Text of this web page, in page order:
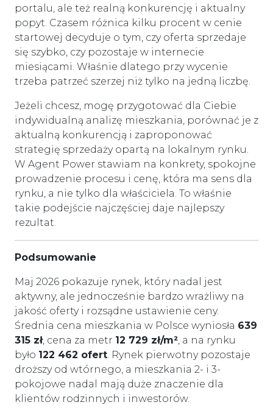
portalu, ale też realną konkurencję i aktualny
popyt. Czasem różnica kilku procent w cenie
startowej decyduje o tym, czy oferta sprzedaje
się szybko, czy pozostaje w internecie
miesiącami. Właśnie dlatego przy wycenie
trzeba patrzeć szerzej niż tylko na jedną liczbę.
Jeżeli chcesz, mogę przygotować dla Ciebie
indywidualną analizę mieszkania, porównać je z
aktualną konkurencją i zaproponować
strategię sprzedaży opartą na lokalnym rynku.
W Agent Power stawiam na konkrety, spokojne
prowadzenie procesu i cenę, która ma sens dla
rynku, a nie tylko dla właściciela. To właśnie
takie podejście najczęściej daje najlepszy
rezultat.
Podsumowanie
Maj 2026 pokazuje rynek, który nadal jest
aktywny, ale jednocześnie bardzo wrażliwy na
jakość oferty i rozsądne ustawienie ceny.
Średnia cena mieszkania w Polsce wyniosła 639
315 zł, cena za metr 12 729 zł/m² , a na rynku
było 122 462 ofert . Rynek pierwotny pozostaje
droższy od wtórnego, a mieszkania 2- i 3-
pokojowe nadal mają duże znaczenie dla
klientów rodzinnych i inwestorów.